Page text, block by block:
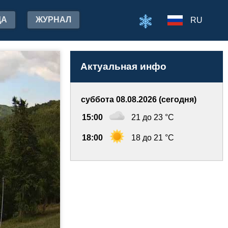
ЖУРНАЛ RU
Актуальная инфо
суббота 08.08.2026 (сегодня)
15:00 21 до 23 °C
18:00 18 до 21 °C